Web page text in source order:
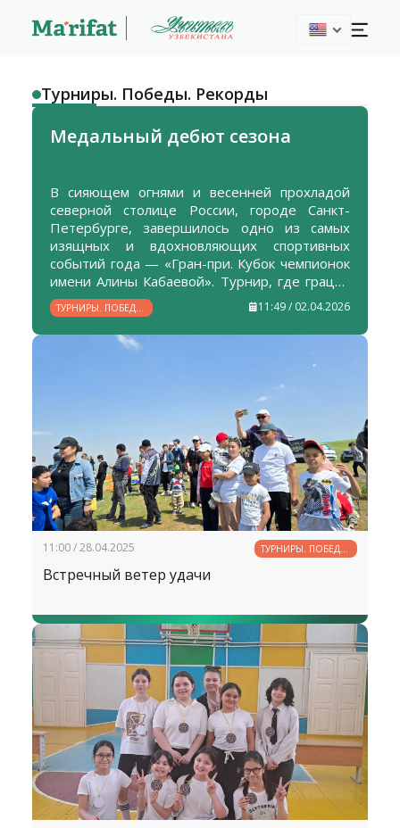
Турниры. Победы. Рекорды
Медальный дебют сезона
В сияющем огнями и весенней прохладой
северной столице России, городе Санкт-
Петербурге, завершилось одно из самых
изящных и вдохновляющих спортивных
событий года — «Гран-при. Кубок чемпионок
имени Алины Кабаевой». Турнир, где грация
встречается с силой, а искусство — с
колоссальным трудом, собрал гимнасток из
19 стран, дав шанс заявить о себе на
международной арене.
ТУРНИРЫ. ПОБЕДЫ.
РЕКОРДЫ
11:49 / 02.04.2026
11:00 / 28.04.2025
ТУРНИРЫ. ПОБЕДЫ.
РЕКОРДЫ
Встречный ветер удачи